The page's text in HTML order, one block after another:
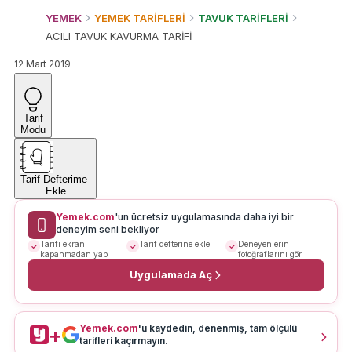
YEMEK YEMEK TARİFLERİ
TAVUK TARİFLERİ
ACILI TAVUK KAVURMA TARİFİ
12 Mart 2019
Tarif
Modu
Tarif Defterime
Ekle
Yemek.com'un ücretsiz uygulamasında daha iyi bir
deneyim seni bekliyor
Tarifi ekran
kapanmadan yap
Tarif defterine ekle
Deneyenlerin
fotoğraflarını gör
Uygulamada Aç
+ Yemek.com'u kaydedin, denenmiş, tam ölçülü
tarifleri kaçırmayın.